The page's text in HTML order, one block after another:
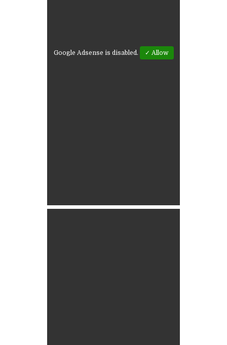
Google Adsense is disabled. ✓ Allow